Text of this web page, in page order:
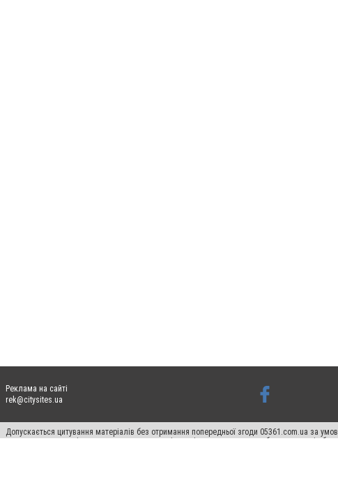
Реклама на сайті
rek@citysites.ua
Допускається цитування матеріалів без отримання попередньої згоди 05361.com.ua за
пошукових систем гіперпосилання на цитовані статті не нижче другого абзацу в тексті